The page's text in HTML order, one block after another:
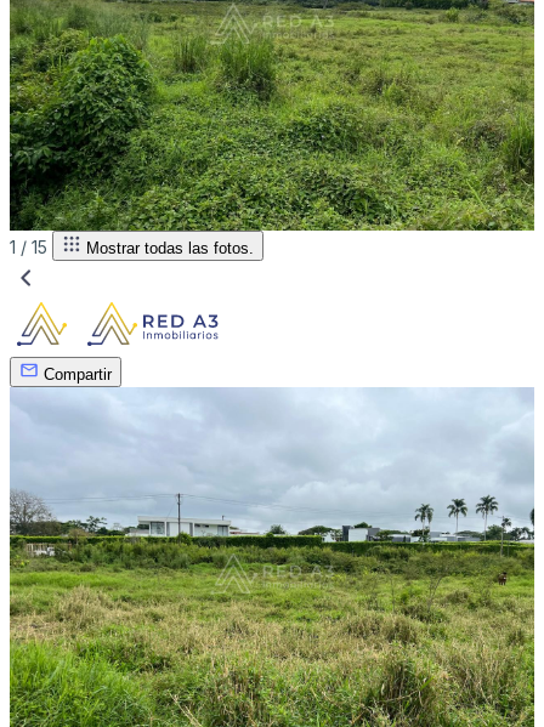
1 / 15 Mostrar todas las fotos.
Compartir